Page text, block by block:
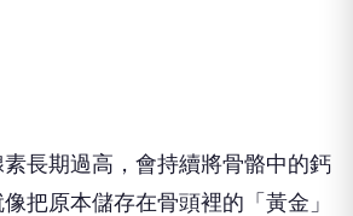
長期過高，會持續將骨骼中的鈣
把原本儲存在骨頭裡的「黃金」